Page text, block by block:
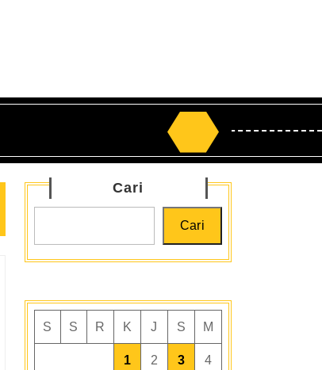
Search
for:
Cari
Cari
S S R K J S M
1 2 3 4